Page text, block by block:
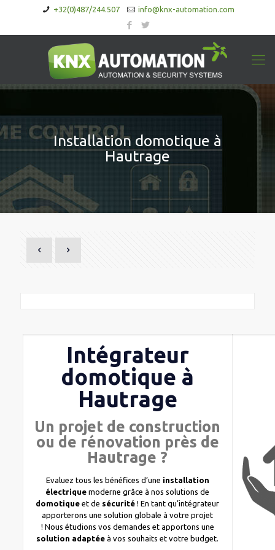
+32(0)487/244.507 info@knx-automation.com
Installation domotique à
Hautrage
Intégrateur
domotique à
Hautrage
Un projet de construction
ou de rénovation près de
Hautrage ?
Evaluez tous les bénéfices d’une installation
électrique moderne grâce à nos solutions de
domotique et de sécurité ! En tant qu’intégrateur
apporterons une solution globale à votre projet
! Nous étudions vos demandes et apportons une
solution adaptéeà vos souhaits et votre budget.